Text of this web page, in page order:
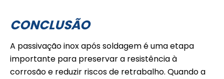
CONCLUSÃO
A passivação inox após soldagem é uma etapa
importante para preservar a resistência à
corrosão e reduzir riscos de retrabalho. Quando a